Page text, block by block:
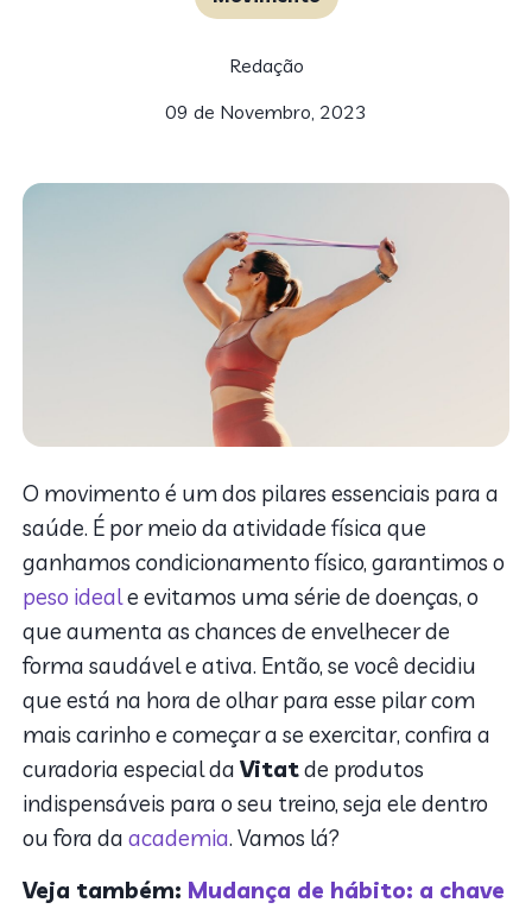
Redação
09 de Novembro, 2023
O movimento é um dos pilares essenciais para a
saúde. É por meio da atividade física que
ganhamos condicionamento físico, garantimos o
peso ideale evitamos uma série de doenças, o
que aumenta as chances de envelhecer de
forma saudável e ativa. Então, se você decidiu
que está na hora de olhar para esse pilar com
mais carinho e começar a se exercitar, confira a
curadoria especial daVitatde produtos
indispensáveis para o seu treino, seja ele dentro
ou fora daacademia. Vamos lá?
Veja também: Mudança de hábito: a chave